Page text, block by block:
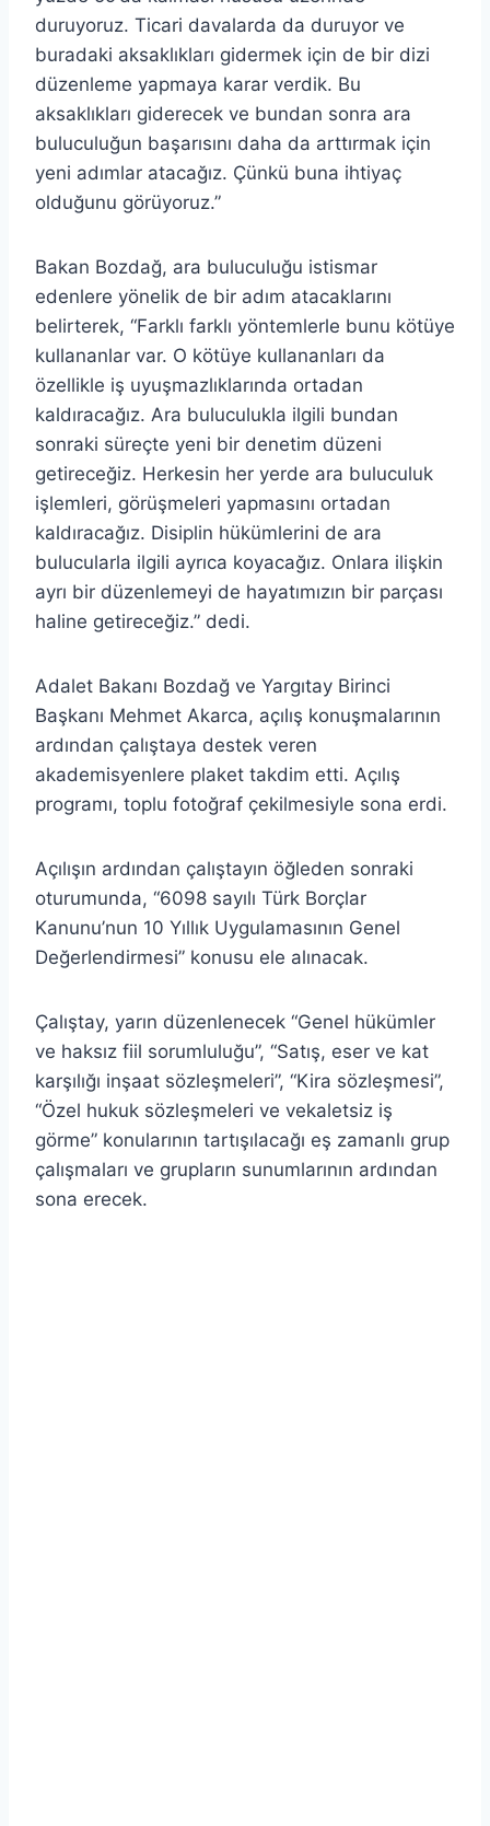
duruyoruz. Ticari davalarda da duruyor ve
buradaki aksaklıkları gidermek için de bir dizi
düzenleme yapmaya karar verdik. Bu
aksaklıkları giderecek ve bundan sonra ara
buluculuğun başarısını daha da arttırmak için
yeni adımlar atacağız. Çünkü buna ihtiyaç
olduğunu görüyoruz.”
Bakan Bozdağ, ara buluculuğu istismar
edenlere yönelik de bir adım atacaklarını
belirterek, “Farklı farklı yöntemlerle bunu kötüye
kullananlar var. O kötüye kullananları da
özellikle iş uyuşmazlıklarında ortadan
kaldıracağız. Ara buluculukla ilgili bundan
sonraki süreçte yeni bir denetim düzeni
getireceğiz. Herkesin her yerde ara buluculuk
işlemleri, görüşmeleri yapmasını ortadan
kaldıracağız. Disiplin hükümlerini de ara
bulucularla ilgili ayrıca koyacağız. Onlara ilişkin
ayrı bir düzenlemeyi de hayatımızın bir parçası
haline getireceğiz.” dedi.
Adalet Bakanı Bozdağ ve Yargıtay Birinci
Başkanı Mehmet Akarca, açılış konuşmalarının
ardından çalıştaya destek veren
akademisyenlere plaket takdim etti. Açılış
programı, toplu fotoğraf çekilmesiyle sona erdi.
Açılışın ardından çalıştayın öğleden sonraki
oturumunda, “6098 sayılı Türk Borçlar
Kanunu’nun 10 Yıllık Uygulamasının Genel
Değerlendirmesi” konusu ele alınacak.
Çalıştay, yarın düzenlenecek “Genel hükümler
ve haksız fiil sorumluluğu”, “Satış, eser ve kat
karşılığı inşaat sözleşmeleri”, “Kira sözleşmesi”,
“Özel hukuk sözleşmeleri ve vekaletsiz iş
görme” konularının tartışılacağı eş zamanlı grup
çalışmaları ve grupların sunumlarının ardından
sona erecek.